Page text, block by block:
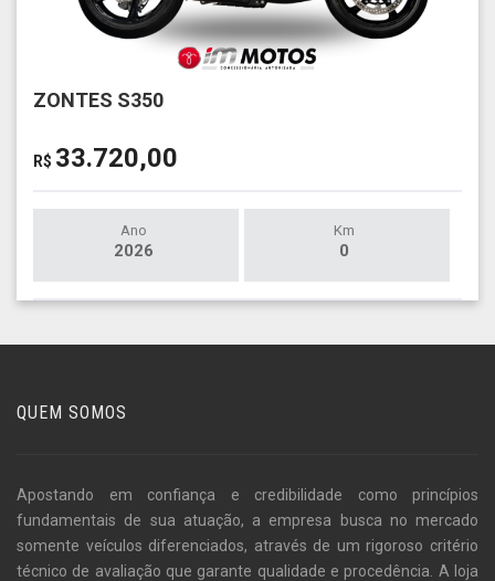
ZONTES S350
R$ 33.720,00
Ano
2026
Km
0
QUEM SOMOS
Apostando em confiança e credibilidade como princípios
fundamentais de sua atuação, a empresa busca no mercado
somente veículos diferenciados, através de um rigoroso critério
técnico de avaliação que garante qualidade e procedência. A loja